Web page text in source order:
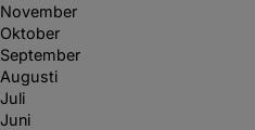
November
Oktober
September
Augusti
Juli
Juni